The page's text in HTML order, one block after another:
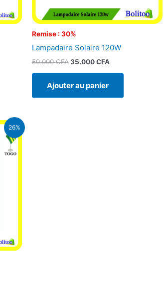
Remise : 30%
Lampadaire Solaire 120W
50.000CFA 35.000CFA
Ajouter au panier
26%